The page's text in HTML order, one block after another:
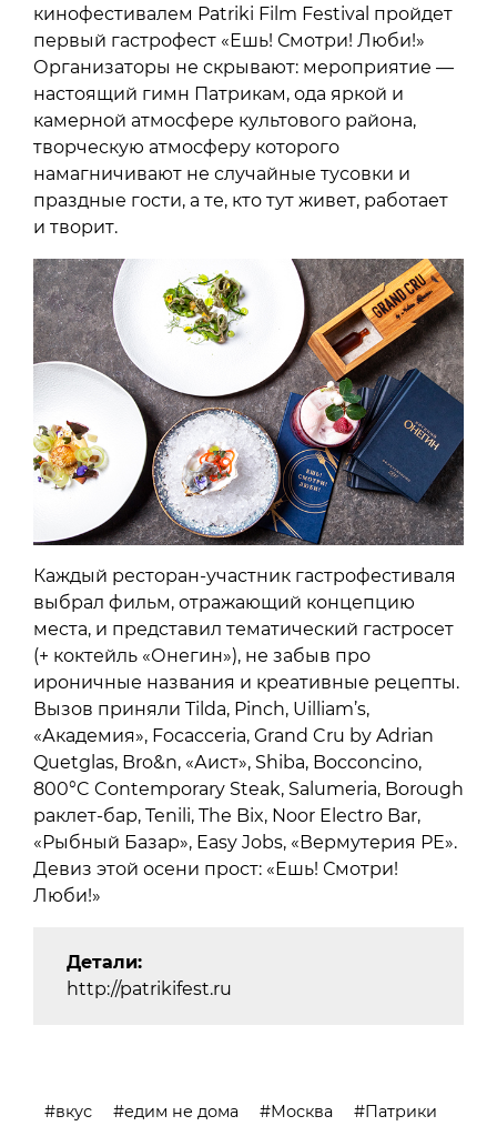
кинофестивалем Patriki Film Festival пройдет
первый гастрофест «Ешь! Смотри! Люби!»
Организаторы не скрывают: мероприятие —
настоящий гимн Патрикам, ода яркой и
камерной атмосфере культового района,
творческую атмосферу которого
намагничивают не случайные тусовки и
праздные гости, а те, кто тут живет, работает
и творит.
Каждый ресторан-участник гастрофестиваля
выбрал фильм, отражающий концепцию
места, и представил тематический гастросет
(+ коктейль «Онегин»), не забыв про
ироничные названия и креативные рецепты.
Вызов приняли Tilda, Pinch, Uilliam’s,
«Академия», Focacceria, Grand Cru by Adrian
Quetglas, Bro&n, «Аист», Shiba, Bocconcino,
800°C Contemporary Steak, Salumeria, Borough
раклет-бар, Tenili, The Bix, Noor Electro Bar,
«Рыбный Базар», Easy Jobs, «Вермутерия РЕ».
Девиз этой осени прост: «Ешь! Смотри!
Люби!»
Детали:
http://patrikifest.ru
вкус едим не дома Москва
Патрики